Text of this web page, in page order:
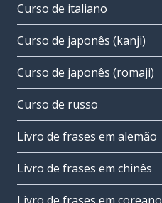
Curso de italiano
Curso de japonês (kanji)
Curso de japonês (romaji)
Curso de russo
Livro de frases em alemão
Livro de frases em chinês